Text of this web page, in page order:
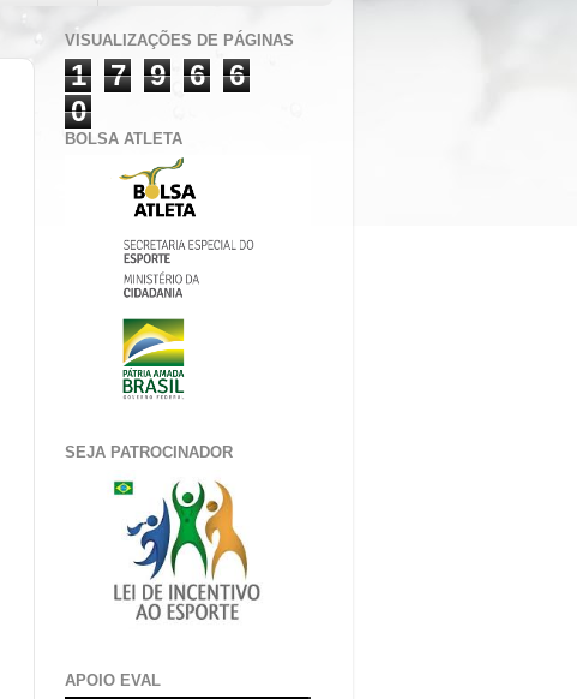
VISUALIZAÇÕES DE PÁGINAS
1 7 9 6
6
0
BOLSA ATLETA
SEJA PATROCINADOR
APOIO EVAL